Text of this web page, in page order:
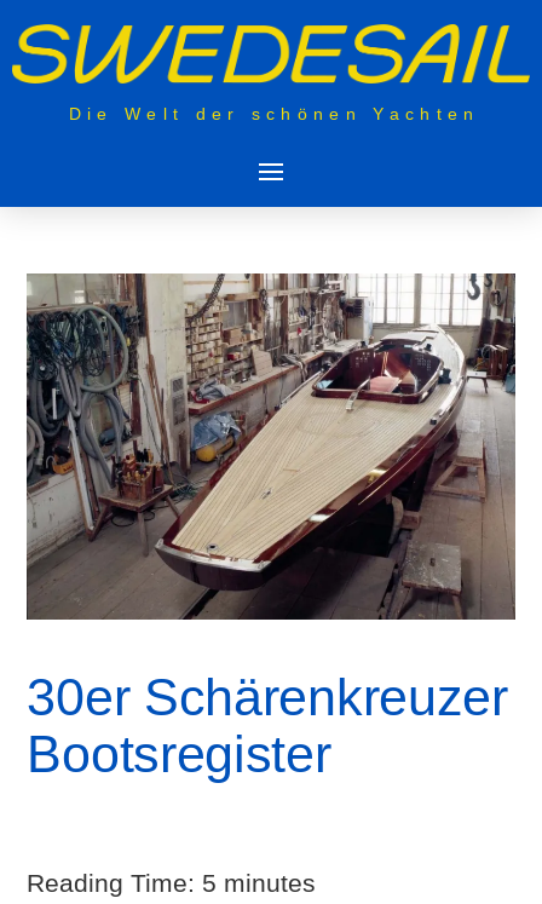
Die Welt der schönen Yachten
30er Schärenkreuzer
Bootsregister
Reading Time: 5 minutes